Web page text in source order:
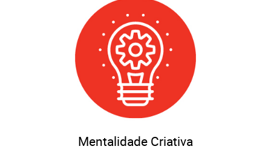
Mentalidade Criativa